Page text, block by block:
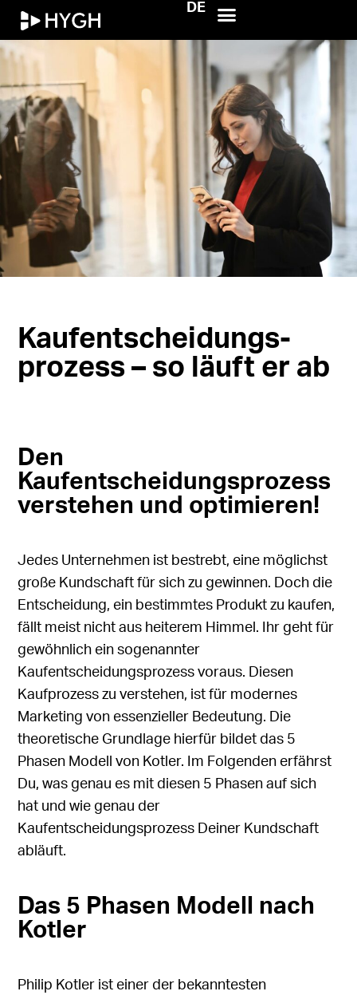
HYGH.tech DE
Kaufentscheidungs­
prozess – so läuft er ab
Den
Kaufentscheidungsprozess
verstehen und optimieren!
Jedes Unternehmen ist bestrebt, eine möglichst
große Kundschaft für sich zu gewinnen. Doch die
Entscheidung, ein bestimmtes Produkt zu kaufen,
fällt meist nicht aus heiterem Himmel. Ihr geht für
gewöhnlich ein sogenannter
Kaufentscheidungsprozess voraus. Diesen
Kaufprozess zu verstehen, ist für modernes
Marketing von essenzieller Bedeutung. Die
theoretische Grundlage hierfür bildet das 5
Phasen Modell von Kotler. Im Folgenden erfährst
Du, was genau es mit diesen 5 Phasen auf sich
hat und wie genau der
Kaufentscheidungsprozess Deiner Kundschaft
abläuft.
Das 5 Phasen Modell nach
Kotler
Philip Kotler ist einer der bekanntesten